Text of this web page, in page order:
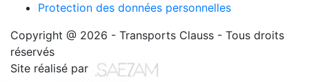
Protection des données personnelles
Copyright @ 2026 - Transports Clauss - Tous droits
réservés
Site réalisé par